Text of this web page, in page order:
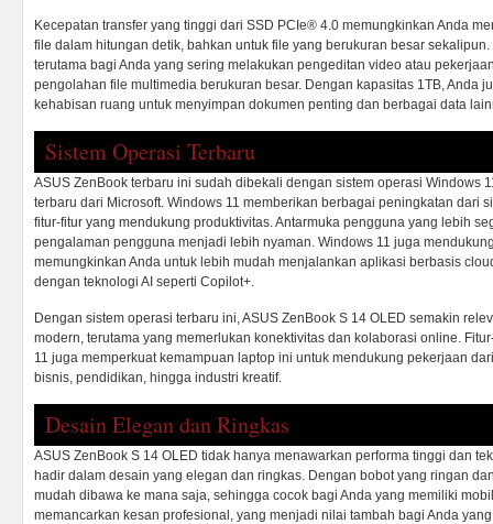
Kecepatan transfer yang tinggi dari SSD PCIe® 4.0 memungkinkan Anda
file dalam hitungan detik, bahkan untuk file yang berukuran besar
terutama bagi Anda yang sering melakukan pengeditan video atau
pengolahan file multimedia berukuran besar. Dengan kapasitas 1TB, Anda
kehabisan ruang untuk menyimpan dokumen penting dan berbagai data
Sistem Operasi Terbaru
ASUS ZenBook terbaru ini sudah dibekali dengan sistem operasi Windows
terbaru dari Microsoft. Windows 11 memberikan berbagai peningkatan dari
fitur-fitur yang mendukung produktivitas. Antarmuka pengguna yang lebih
pengalaman pengguna menjadi lebih nyaman. Windows 11 juga
memungkinkan Anda untuk lebih mudah menjalankan aplikasi berbasis
dengan teknologi AI seperti Copilot+.
Dengan sistem operasi terbaru ini, ASUS ZenBook S 14 OLED semakin
modern, terutama yang memerlukan konektivitas dan kolaborasi online.
11 juga memperkuat kemampuan laptop ini untuk mendukung pekerjaan
bisnis, pendidikan, hingga industri kreatif.
Desain Elegan dan Ringkas
ASUS ZenBook S 14 OLED tidak hanya menawarkan performa tinggi dan
hadir dalam desain yang elegan dan ringkas. Dengan bobot yang ringan
mudah dibawa ke mana saja, sehingga cocok bagi Anda yang memiliki
memancarkan kesan profesional, yang menjadi nilai tambah bagi Anda